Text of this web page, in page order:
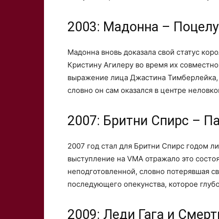
2003: Мадонна –
Мадонна вновь доказала свой статус
Кристину Агилеру во время их
выражение лица Джастина
словно он сам оказался в центре
2007: Бритни Спирс –
2007 год стал для Бритни Спирс годом
выступление на VMA отражало это
неподготовленной, словно потерявшая
последующего опекунства, которое
2009: Леди Гага и